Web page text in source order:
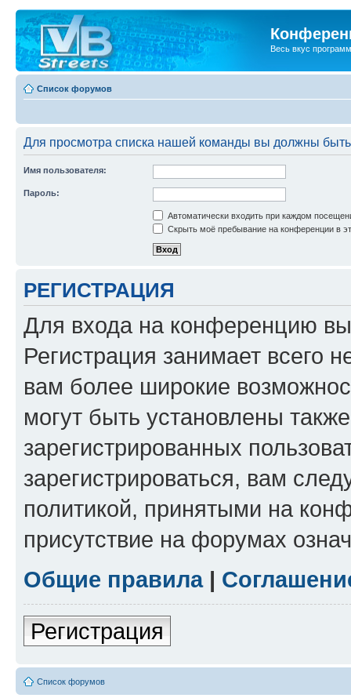
Весь вкус
Список форумов
Для просмотра списка нашей команды вы должны
Имя пользователя:
Пароль:
Автоматически входить при каждом
Скрыть моё пребывание на конференции в
РЕГИСТРАЦИЯ
Для входа на конференцию
Регистрация занимает всего
вам более широкие
могут быть установлены
зарегистрированных
зарегистрироваться, вам
политикой, принятыми на
присутствие на форумах
Общие правила|
Регистрация
Список форумов